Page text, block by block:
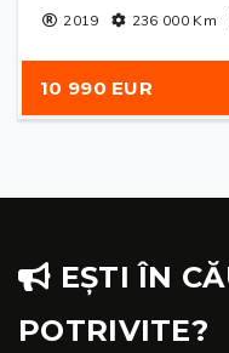
2019 236 000Km
10 990 EUR
EȘTI ÎN
POTRIVITE?